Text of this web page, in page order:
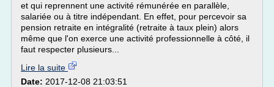
et qui reprennent une activité rémunérée en parallèle,
salariée ou à titre indépendant. En effet, pour percevoir sa
pension retraite en intégralité (retraite à taux plein) alors
même que l'on exerce une activité professionnelle à côté, il
faut respecter plusieurs...
Lire la suite
Date: 2017-12-08 21:03:51